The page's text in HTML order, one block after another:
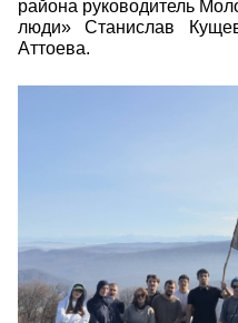
района руководитель
люди» Станислав
Аттоева.